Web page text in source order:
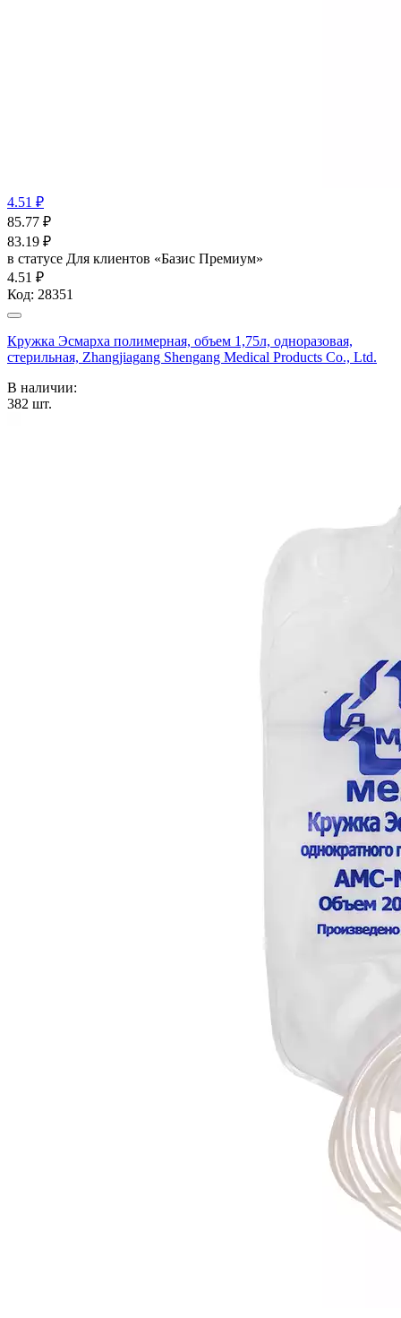
4.51 ₽
85.77 ₽
83.19 ₽
в статусе Для клиентов «Базис Премиум»
4.51 ₽
Код: 28351
Кружка Эсмарха полимерная, объем 1,75л, одноразовая,
стерильная, Zhangjiagang Shengang Medical Products Co., Ltd.
В наличии:
382 шт.